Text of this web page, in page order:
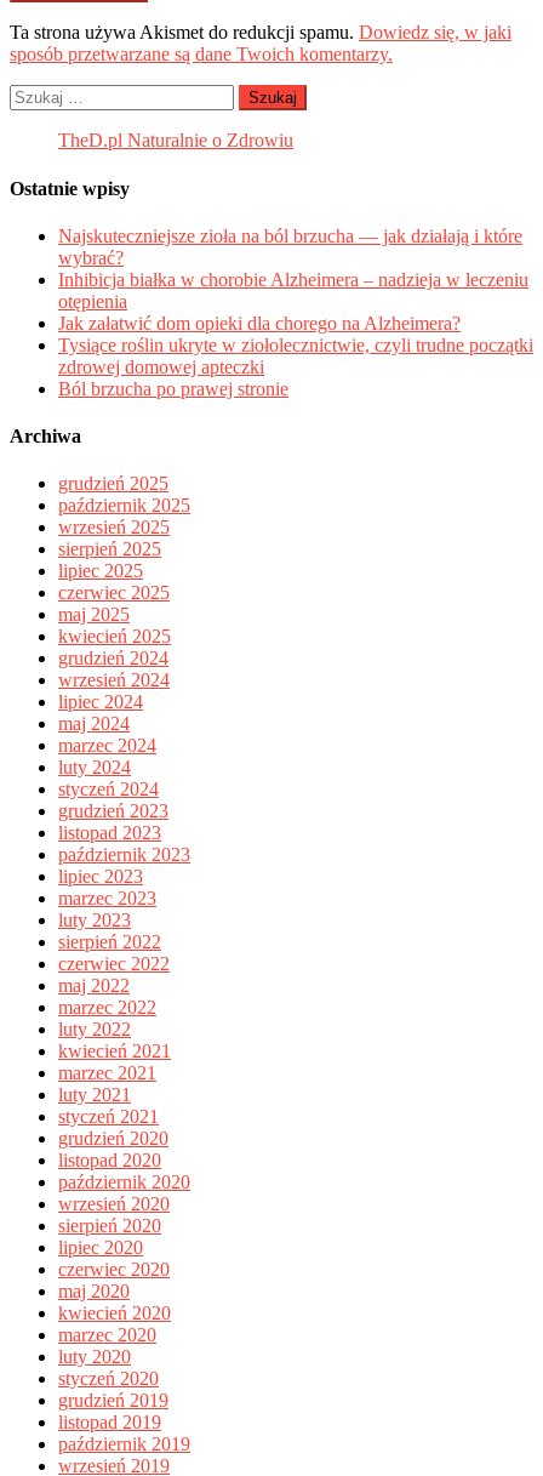
Ta strona używa Akismet do redukcji spamu. Dowiedz się, w jaki
sposób przetwarzane są dane Twoich komentarzy.
Szukaj:
TheD.pl Naturalnie o Zdrowiu
Ostatnie wpisy
Najskuteczniejsze zioła na ból brzucha — jak działają i które
wybrać?
Inhibicja białka w chorobie Alzheimera – nadzieja w leczeniu
otępienia
Jak załatwić dom opieki dla chorego na Alzheimera?
Tysiące roślin ukryte w ziołolecznictwie, czyli trudne początki
zdrowej domowej apteczki
Ból brzucha po prawej stronie
Archiwa
grudzień 2025
październik 2025
wrzesień 2025
sierpień 2025
lipiec 2025
czerwiec 2025
maj 2025
kwiecień 2025
grudzień 2024
wrzesień 2024
lipiec 2024
maj 2024
marzec 2024
luty 2024
styczeń 2024
grudzień 2023
listopad 2023
październik 2023
lipiec 2023
marzec 2023
luty 2023
sierpień 2022
czerwiec 2022
maj 2022
marzec 2022
luty 2022
kwiecień 2021
marzec 2021
luty 2021
styczeń 2021
grudzień 2020
listopad 2020
październik 2020
wrzesień 2020
sierpień 2020
lipiec 2020
czerwiec 2020
maj 2020
kwiecień 2020
marzec 2020
luty 2020
styczeń 2020
grudzień 2019
listopad 2019
październik 2019
wrzesień 2019